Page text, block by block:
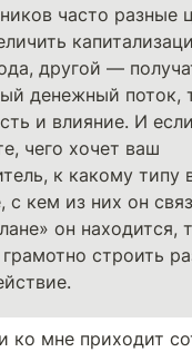
часто разные
другой —
денежный поток,
и влияние. И
чего хочет ваш
к какому типу
с кем из них он
он находится,
строить
ко мне приходит